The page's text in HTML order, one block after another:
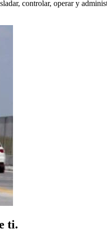
controlar, operar y
ti.